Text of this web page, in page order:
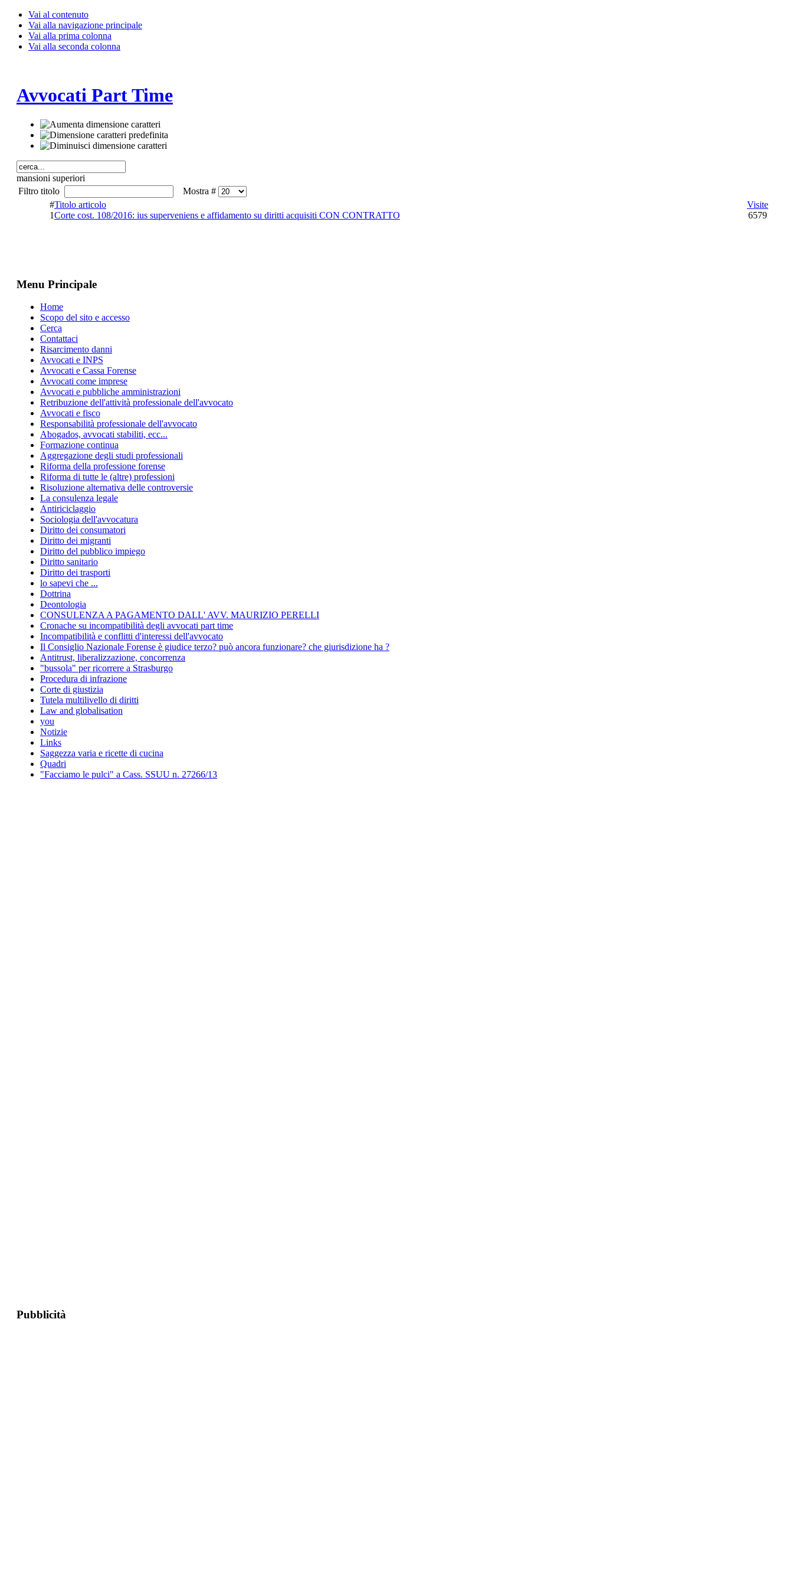
Vai al contenuto
Vai alla navigazione principale
Vai alla prima colonna
Vai alla seconda colonna
Avvocati Part Time
mansioni superiori
Filtro titolo
Mostra #
#Titolo articolo
Visite
1Corte cost. 108/2016: ius superveniens e affidamento su diritti acquisiti CON CONTRATTO 6579
Menu Principale
Home
Scopo del sito e accesso
Cerca
Contattaci
Risarcimento danni
Avvocati e INPS
Avvocati e Cassa Forense
Avvocati come imprese
Avvocati e pubbliche amministrazioni
Retribuzione dell'attività professionale dell'avvocato
Avvocati e fisco
Responsabilità professionale dell'avvocato
Abogados, avvocati stabiliti, ecc...
Formazione continua
Aggregazione degli studi professionali
Riforma della professione forense
Riforma di tutte le (altre) professioni
Risoluzione alternativa delle controversie
La consulenza legale
Antiriciclaggio
Sociologia dell'avvocatura
Diritto dei consumatori
Diritto dei migranti
Diritto del pubblico impiego
Diritto sanitario
Diritto dei trasporti
lo sapevi che ...
Dottrina
Deontologia
CONSULENZA A PAGAMENTO DALL' AVV. MAURIZIO PERELLI
Cronache su incompatibilità degli avvocati part time
Incompatibilità e conflitti d'interessi dell'avvocato
Il Consiglio Nazionale Forense è giudice terzo? può ancora funzionare? che giurisdizione ha ?
Antitrust, liberalizzazione, concorrenza
"bussola" per ricorrere a Strasburgo
Procedura di infrazione
Corte di giustizia
Tutela multilivello di diritti
Law and globalisation
you
Notizie
Links
Saggezza varia e ricette di cucina
Quadri
"Facciamo le pulci" a Cass. SSUU n. 27266/13
Pubblicità